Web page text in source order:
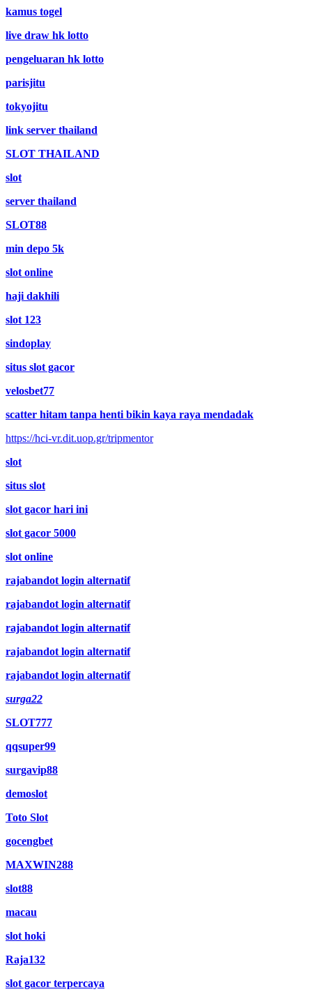
kamus togel
live draw hk lotto
pengeluaran hk lotto
parisjitu
tokyojitu
link server thailand
SLOT THAILAND
slot
server thailand
SLOT88
min depo 5k
slot online
haji dakhili
slot 123
sindoplay
situs slot gacor
velosbet77
scatter hitam tanpa henti bikin kaya raya mendadak
https://hci-vr.dit.uop.gr/tripmentor
slot
situs slot
slot gacor hari ini
slot gacor 5000
slot online
rajabandot login alternatif
rajabandot login alternatif
rajabandot login alternatif
rajabandot login alternatif
rajabandot login alternatif
surga22
SLOT777
qqsuper99
surgavip88
demoslot
Toto Slot
gocengbet
MAXWIN288
slot88
macau
slot hoki
Raja132
slot gacor terpercaya